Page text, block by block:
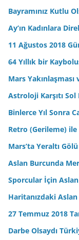
Bayramınız Kutlu
Ay’ın Kadınlara
11 Ağustos 2018
64 Yıllık bir
Mars Yakınlaşması
Astroloji Karşıtı
Binlerce Yıl Sonra
Retro (Gerileme)
Mars’ta Yeraltı
Aslan Burcunda
Sporcular İçin
Haritanızdaki
27 Temmuz 2018
Darbe Olsaydı